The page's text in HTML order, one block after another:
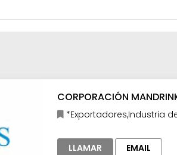
CORPORACIÓN
*Exportadores,Industria
LLAMAR
EMAIL